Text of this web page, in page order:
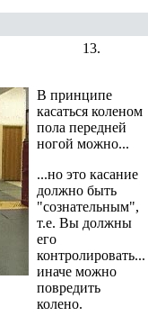
13.
В принципе
касаться коленом
пола передней
ногой можно...
...но это касание
должно быть
"сознательным",
т.е. Вы должны
его
контролировать...
иначе можно
повредить
колено.